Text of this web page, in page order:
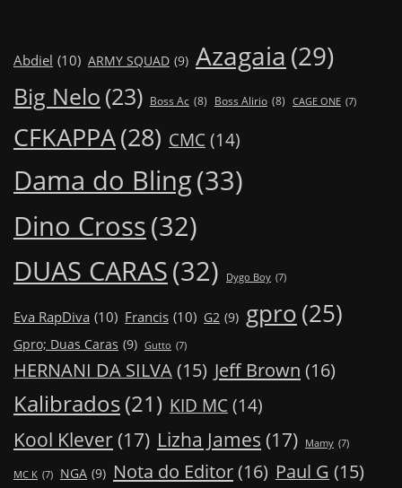
Abdiel (10) ARMY SQUAD (9) Azagaia (29)
Big Nelo (23) Boss Ac (8) Boss Alirio (8) CAGE ONE (7)
CFKAPPA(28) CMC (14)
Dama do Bling(33)
Dino Cross(32)
DUAS CARAS(32) Dygo Boy (7)
Eva RapDiva (10) Francis (10) G2 (9) gpro(25)
Gpro; Duas Caras (9) Gutto (7)
HERNANI DA SILVA(15) Jeff Brown (16)
Kalibrados(21) KID MC (14)
Kool Klever (17) Lizha James (17) Mamy (7)
MC K (7) NGA (9) Nota do Editor(16) Paul G (15)